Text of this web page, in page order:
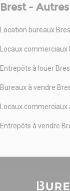
Brest -
Location bureaux
Locaux commerciaux
Entrepôts à louer
Bureaux à vendre
Locaux commerciaux
Entrepôts à vendre